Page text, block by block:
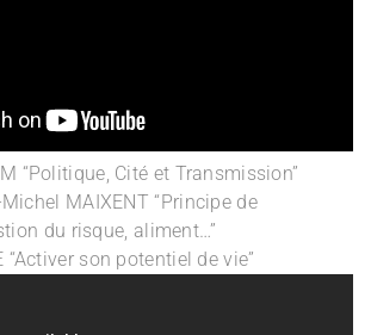
“Politique, Cité et Transmission”
MAIXENT “Principe de
du risque, aliment…”
“Activer son potentiel de vie”